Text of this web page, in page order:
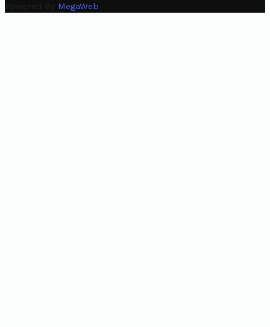
Powered By MegaWeb